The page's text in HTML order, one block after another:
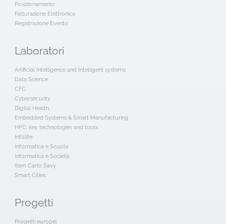
Posizionamento
Fatturazione Elettronica
Registrazione Evento
Laboratori
Artificial Intelligence and Intelligent systems
Data Science
CFC
Cybersecurity
Digital Health
Embedded Systems & Smart Manufacturing
HPC: key technologies and tools
Infolife
Informatica e Scuola
Informatica e Società
Item Carlo Savy
Smart Cities
Progetti
Progetti europei